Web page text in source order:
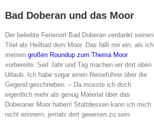
Bad Doberan und das Moor
Der beliebte Ferienort Bad Doberan verdankt seinen
Titel als Heilbad dem Moor. Das fällt mir ein, als ich
meinen großen Roundup zum Thema Moor
vorbereite. Seit Jahr und Tag machen wir dort oben
Urlaub. Ich habe sogar einen Reiseführer über die
Gegend geschrieben. – Da müsste ich doch
eigentlich mehr als genug Material über das
Doberaner Moor haben! Stattdessen kann ich mich
nicht erinnern, jemals dort gewesen zu sein.